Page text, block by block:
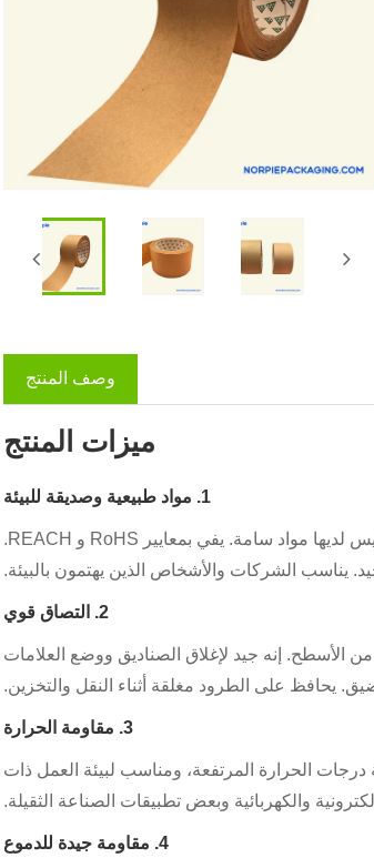
وصف المنتج
ميزات المنتج
1. مواد طبيعية وصديقة للبيئة
شريط ورق الكرافت المصهور على الساخن مصنوع من ورق الكرافت الطبيعي. المادة آمنة. ليس لديها مواد سامة. يفي بمعايير RoHS و REACH.
يناسب الشركات والأشخاص الذين يهتمون بالبيئة.
2. التصاق قوي
الأسطح. إنه جيد لإغلاق الصناديق ووضع العلامات
ضيق. يحافظ على الطرود مغلقة أثناء النقل والتخزين.
3. مقاومة الحرارة
الحرارة المرتفعة، ومناسب لبيئة العمل ذات
والكهربائية وبعض تطبيقات الصناعة الثقيلة.
4. مقاومة جيدة للدموع